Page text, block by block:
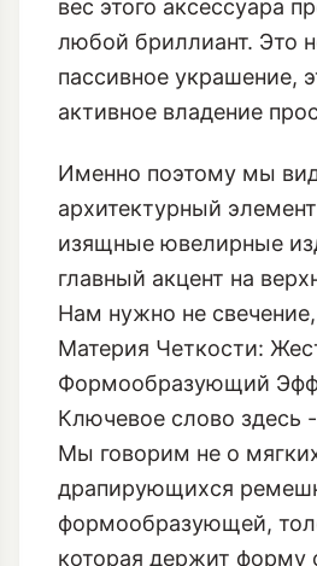
Именно поэтому мы
Нам нужно не свечение,
Материя Четкости:
Формообразующий
Ключевое слово здесь
Мы говорим не о
драпирующихся
формообразующей,
которая держит форму
Идеальные варианты:
**Матовая Кожа (Deep
Она не отражает свет,